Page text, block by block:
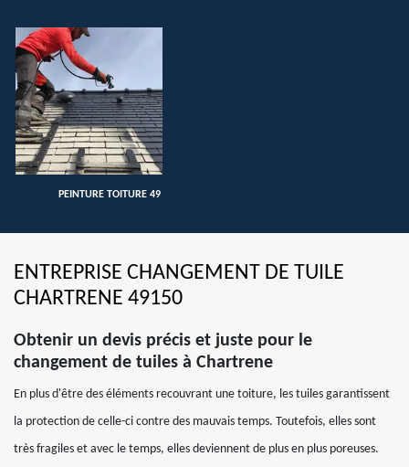
PEINTURE TOITURE 49
ENTREPRISE CHANGEMENT DE TUILE
CHARTRENE 49150
Obtenir un devis précis et juste pour le
changement de tuiles à Chartrene
En plus d'être des éléments recouvrant une toiture, les tuiles garantissent
la protection de celle-ci contre des mauvais temps. Toutefois, elles sont
très fragiles et avec le temps, elles deviennent de plus en plus poreuses.